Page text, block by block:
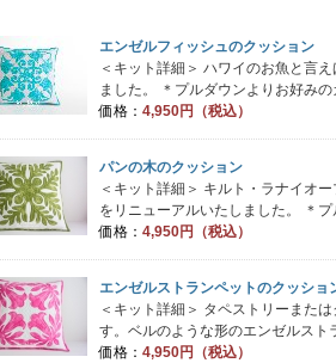
エンゼルフィッシュのクッション
＜キット詳細＞ ハワイのお魚と言
ました。 ＊プルダウンよりお好み
価格： 4,950円（税込）
パンの木のクッション
＜キット詳細＞ キルト・ラナイオ
をリニューアルいたしました。 ＊
価格： 4,950円（税込）
エンゼルストランペットのクッショ
＜キット詳細＞ タペストリーまた
す。ベルのような形のエンゼルス
価格： 4,950円（税込）